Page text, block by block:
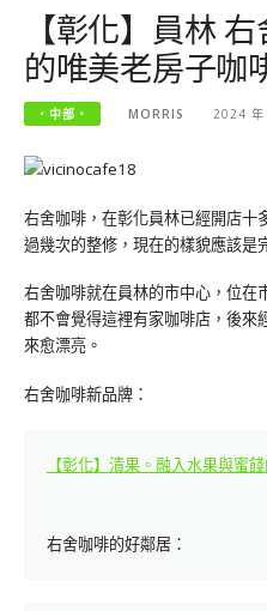
【彰化】員林
的唯美老房子咖
‧中部‧ MORRIS 2024
右舍咖啡，在彰化員林已經開店十
過幾次的整修，現在的樣貌應該是
右舍咖啡就在員林的市中心，位在
都不會覺得這裡有家咖啡店，後來
來愈漂亮。
右舍咖啡新品牌：
【彰化】漬果。融入水果與蜜
右舍咖啡的好鄰居：